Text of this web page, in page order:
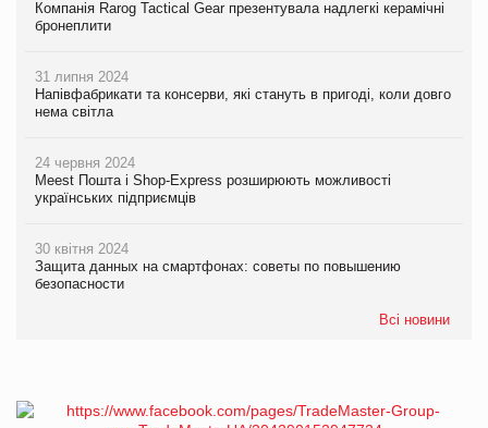
Компанія Rarog Tactical Gear презентувала надлегкі керамічні
бронеплити
31 липня 2024
Напівфабрикати та консерви, які стануть в пригоді, коли довго
нема світла
24 червня 2024
Meest Пошта і Shop-Express розширюють можливості
українських підприємців
30 квітня 2024
Защита данных на смартфонах: советы по повышению
безопасности
Всі новини